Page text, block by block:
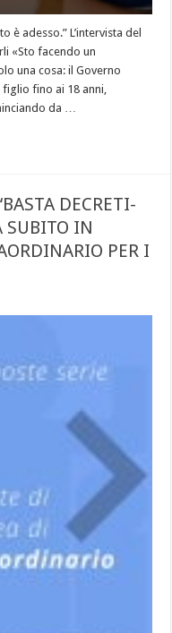
è adesso.” L’intervista del
«Sto facendo un
una cosa: il Governo
fino ai 18 anni,
da …
DECRETI-
SUBITO IN
PER I